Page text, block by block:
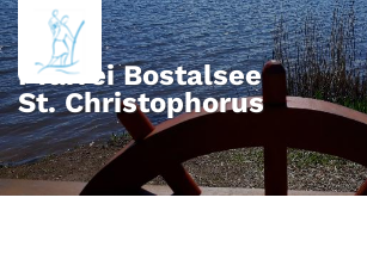
Zum Inhalt springen
Pfarrei Bostalsee
St. Christophorus